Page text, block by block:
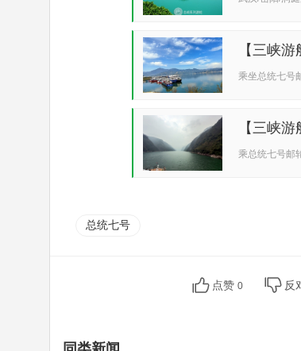
【三峡
政...乘坐总统七号
【三峡
天...乘总统七号邮
总统七号
点赞 0 反